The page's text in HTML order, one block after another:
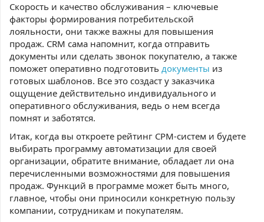
Скорость и качество обслуживания – ключевые
факторы формирования потребительской
лояльности, они также важны для повышения
продаж. CRM сама напомнит, когда отправить
документы или сделать звонок покупателю, а также
поможет оперативно подготовить документы из
готовых шаблонов. Все это создаст у заказчика
ощущение действительно индивидуального и
оперативного обслуживания, ведь о нем всегда
помнят и заботятся.
Итак, когда вы откроете рейтинг СРМ-систем и будете
выбирать программу автоматизации для своей
организации, обратите внимание, обладает ли она
перечисленными возможностями для повышения
продаж. Функций в программе может быть много,
главное, чтобы они приносили конкретную пользу
компании, сотрудникам и покупателям.